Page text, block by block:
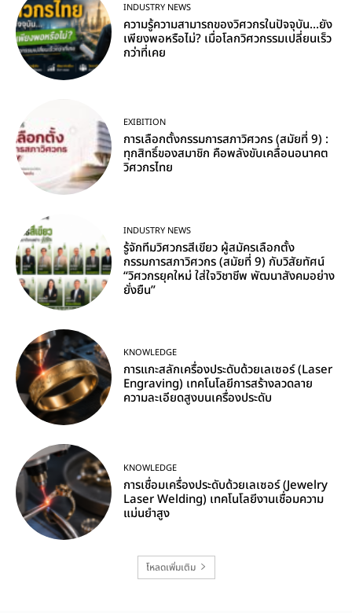
INDUSTRY NEWS
ความรู้ความสามารถของวิศวกรในปัจจุบัน…ยัง
เพียงพอหรือไม่? เมื่อโลกวิศวกรรมเปลี่ยนเร็ว
กว่าที่เคย
EXIBITION
การเลือกตั้งกรรมการสภาวิศวกร (สมัยที่ 9) :
ทุกสิทธิ์ของสมาชิก คือพลังขับเคลื่อนอนาคต
วิศวกรไทย
INDUSTRY NEWS
รู้จักทีมวิศวกรสีเขียว ผู้สมัครเลือกตั้ง
กรรมการสภาวิศวกร (สมัยที่ 9) กับวิสัยทัศน์
“วิศวกรยุคใหม่ ใส่ใจวิชาชีพ พัฒนาสังคมอย่าง
ยั่งยืน”
KNOWLEDGE
การแกะสลักเครื่องประดับด้วยเลเซอร์ (Laser
Engraving) เทคโนโลยีการสร้างลวดลาย
ความละเอียดสูงบนเครื่องประดับ
KNOWLEDGE
การเชื่อมเครื่องประดับด้วยเลเซอร์ (Jewelry
Laser Welding) เทคโนโลยีงานเชื่อมความ
แม่นยำสูง
โหลดเพิ่มเติม